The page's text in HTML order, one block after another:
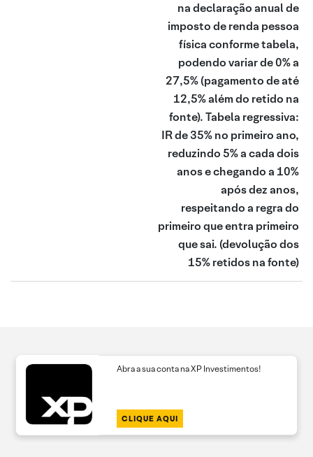
na declaração anual de
imposto de renda pessoa
física conforme tabela,
podendo variar de 0% a
27,5% (pagamento de até
12,5% além do retido na
fonte). Tabela regressiva:
IR de 35% no primeiro ano,
reduzindo 5% a cada dois
anos e chegando a 10%
após dez anos,
respeitando a regra do
primeiro que entra primeiro
que sai. (devolução dos
15% retidos na fonte)
Abra a sua conta na XP Investimentos!
CLIQUE AQUI